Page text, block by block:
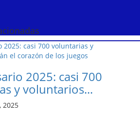
2025: casi 700
y voluntarios...
2025